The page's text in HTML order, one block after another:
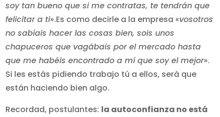
soy tan bueno que si me contratas, te tendrán que
felicitar a ti».Es como decirle a la empresa «vosotros
no sabíais hacer las cosas bien, sois unos
chapuceros que vagábais por el mercado hasta
que me habéis encontrado a mí que soy el mejor».
Si les estás pidiendo trabajo tú a ellos, será que
están haciendo bien algo.
Recordad, postulantes: la autoconfianza no está